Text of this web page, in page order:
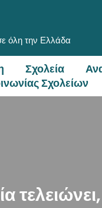
όλη την Ελλάδα
Σχολεία
Σχολείων